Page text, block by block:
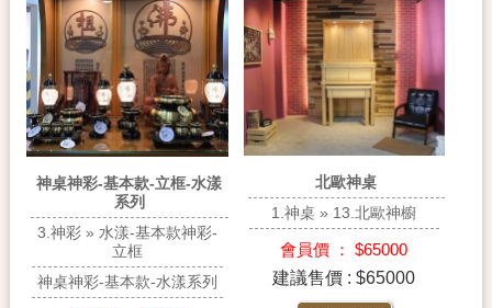
神桌神彩-基本款-立框-水漾
系列
3.神彩 » 水漾-基本款神彩-
立框
神桌神彩-基本款-水漾系列
北歐神桌
1.神桌 » 13.北歐神櫥
會員價 ： $65000
建議售價 : $65000